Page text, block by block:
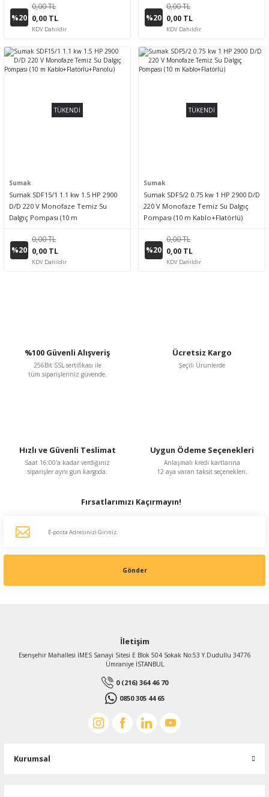
%20
0,00 TL
0,00 TL
KDV Dahildir
%20
0,00 TL
0,00 TL
KDV Dahildir
TÜKENDİ
Sumak
Sumak SDF15/1 1.1 kw 1.5 HP 2900
D/D 220 V Monofaze Temiz Su
Dalgıç Pompası (10 m
%20
0,00 TL
0,00 TL
KDV Dahildir
TÜKENDİ
Sumak
Sumak SDF5/2 0.75 kw 1 HP 2900 D/D
220 V Monofaze Temiz Su Dalgıç
Pompası (10 m Kablo+Flatörlü)
%20
0,00 TL
0,00 TL
KDV Dahildir
%100 Güvenli Alışveriş
256Bit SSL sertifikası ile
tüm siparişleriniz güvende.
Ücretsiz Kargo
Şeçili Ürünlerde
Hızlı ve Güvenli Teslimat
Saat 16:00'a kadar verdiğiniz
siparişler aynı gün kargoda.
Uygun Ödeme Seçenekleri
Anlaşmalı kredi kartlarına
12 aya varan taksit seçenekleri.
Fırsatlarımızı Kaçırmayın!
Gönder
İletişim
Esenşehir Mahallesi İMES Sanayi Sitesi E Blok 504 Sokak No:53 Y.Dudullu 34776
Ümraniye İSTANBUL
0 (216) 364 46 70
0850 305 44 65
Kurumsal